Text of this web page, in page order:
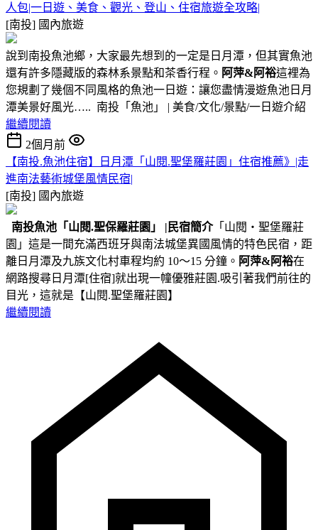
人包|一日遊、美食、觀光、登山、住宿旅遊全攻略|
[南投] 國內旅遊
說到南投魚池鄉，大家最先想到的一定是日月潭，但其實魚池
還有許多隱藏版的森林系景點和茶香行程。 阿萍&阿裕這裡為
您規劃了幾個不同風格的魚池一日遊：讓您盡情漫遊魚池日月
潭美景好風光….. 南投「魚池」 | 美食/文化/景點/一日遊介紹
繼續閱讀
2個月前
【南投.魚池住宿】日月潭「山閱.聖堡羅莊園」住宿推薦》|走
進南法藝術城堡風情民宿|
[南投] 國內旅遊
南投魚池 「山閱.聖保羅莊園」 |民宿簡介「山閱‧聖堡羅莊
園」這是一間充滿西班牙與南法城堡異國風情的特色民宿，距
離日月潭及九族文化村車程均約 10～15 分鐘。 阿萍&阿裕在
網路搜尋日月潭[住宿]就出現一幢優雅莊園.吸引著我們前往的
目光，這就是【山閱.聖堡羅莊園】
繼續閱讀